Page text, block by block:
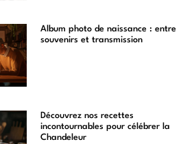
Album photo de naissance : entre
souvenirs et transmission
Découvrez nos recettes
incontournables pour célébrer la
Chandeleur